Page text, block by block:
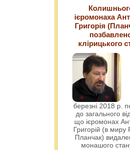
ієромонаха
Григорія
клірицького
березні 2018 р.
до загального
що ієромонах
Григорій (в миру
Планчак)
монашого